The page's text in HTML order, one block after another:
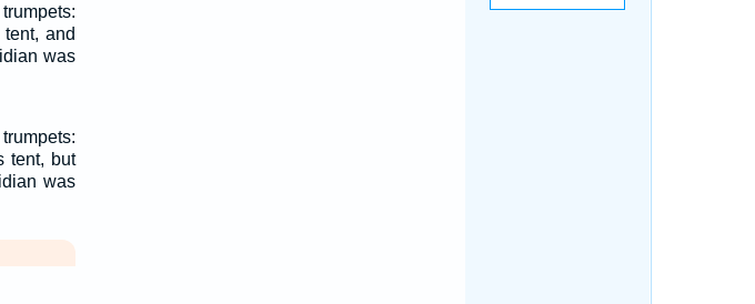
and
was
tent, but
was